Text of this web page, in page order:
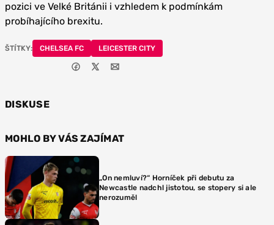
pozici ve Velké Británii i vzhledem k podmínkám
probíhajícího brexitu.
ŠTÍTKY: CHELSEA FC LEICESTER CITY
DISKUSE
MOHLO BY VÁS ZAJÍMAT
„On nemluví?“ Horníček při debutu za
Newcastle nadchl jistotou, se stopery si ale
nerozuměl